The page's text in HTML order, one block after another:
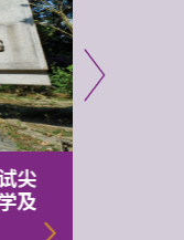
尖
及